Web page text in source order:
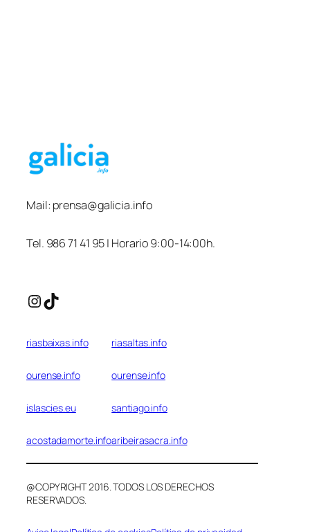
Mail: prensa@galicia.info
Tel. 986 71 41 95 | Horario 9:00-14:00h.
Instagram
TikTok
riasbaixas.info riasaltas.info
ourense.info ourense.info
islascies.eu santiago.info
acostadamorte.infoaribeirasacra.info
@COPYRIGHT 2016. TODOS LOS DERECHOS
RESERVADOS.